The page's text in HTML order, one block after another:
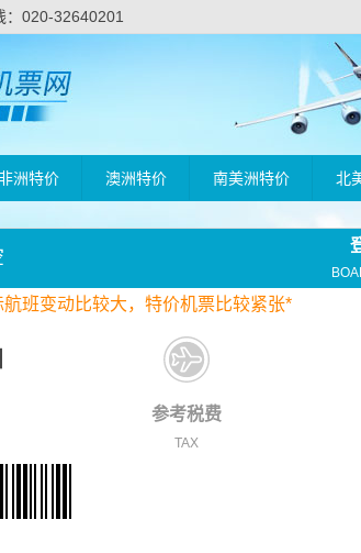
：020-32640201
洲特价 澳洲特价 南美洲特价 北
班变动比较大，特价机票比较紧张*
参考税费
TAX